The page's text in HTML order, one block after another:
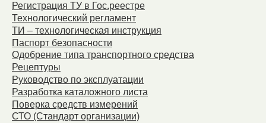
Регистрация ТУ в Гос.реестре
Технологический регламент
ТИ – технологическая инструкция
Паспорт безопасности
Одобрение типа транспортного средства
Рецептуры
Руководство по эксплуатации
Разработка каталожного листа
Поверка средств измерений
СТО (Стандарт организации)